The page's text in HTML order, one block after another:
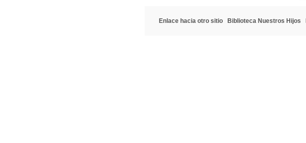
Enlace hacia otro sitio Biblioteca Nuestros Hijos